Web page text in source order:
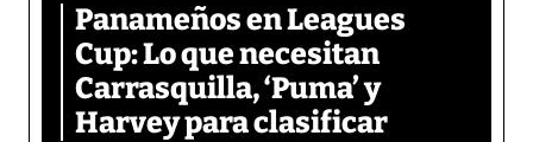
Panameños en Leagues
Cup: Lo que necesitan
Carrasquilla, ‘Puma’ y
Harvey para clasificar